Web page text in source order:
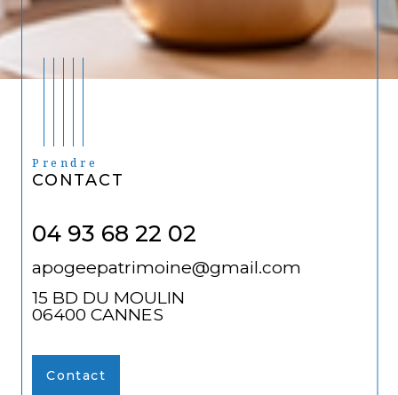
Prendre
CONTACT
04 93 68 22 02
apogeepatrimoine@gmail.com
15 BD DU MOULIN
06400 CANNES
Contact